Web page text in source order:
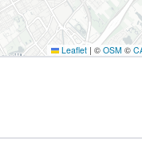
Leaflet | © OSM ©